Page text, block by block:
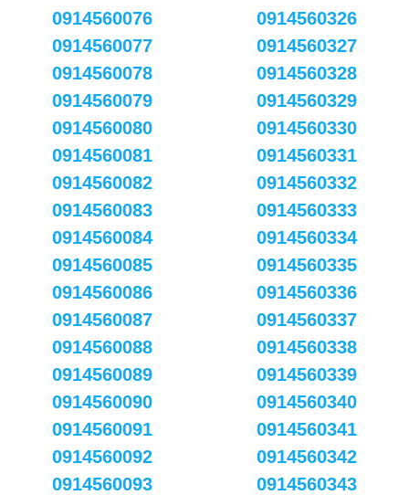
0914560076
0914560077
0914560078
0914560079
0914560080
0914560081
0914560082
0914560083
0914560084
0914560085
0914560086
0914560087
0914560088
0914560089
0914560090
0914560091
0914560092
0914560093
0914560326
0914560327
0914560328
0914560329
0914560330
0914560331
0914560332
0914560333
0914560334
0914560335
0914560336
0914560337
0914560338
0914560339
0914560340
0914560341
0914560342
0914560343